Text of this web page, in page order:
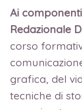
Ai
Redazionale
corso
grafica, del
tecniche di